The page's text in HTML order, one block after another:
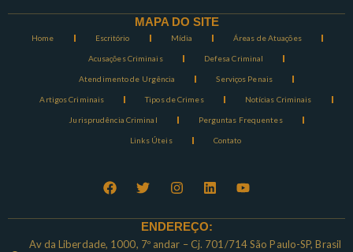
MAPA DO SITE
Home Escritório Mídia Áreas de Atuações
Acusações Criminais Defesa Criminal
Atendimento de Urgência Serviços Penais
Artigos Criminais Tipos de Crimes Notícias Criminais
Jurisprudência Criminal Perguntas Frequentes
Links Úteis Contato
ENDEREÇO:
Av da Liberdade, 1000, 7º andar – Cj. 701/714 São Paulo-SP, Brasil